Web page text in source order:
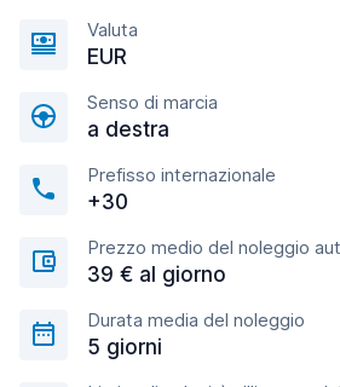
Valuta
EUR
Senso di marcia
a destra
Prefisso internazionale
+30
Prezzo medio del noleggio
39 € al giorno
Durata media del noleggio
5 giorni